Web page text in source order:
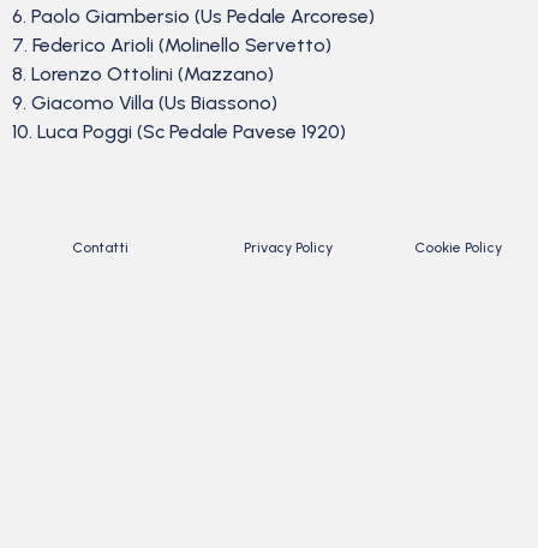
6. Paolo Giambersio (Us Pedale Arcorese)
7. Federico Arioli (Molinello Servetto)
8. Lorenzo Ottolini (Mazzano)
9. Giacomo Villa (Us Biassono)
10. Luca Poggi (Sc Pedale Pavese 1920)
Contatti Privacy Policy Cookie Policy